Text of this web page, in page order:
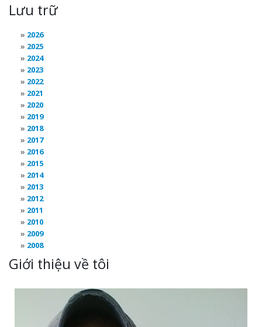
Lưu trữ
2026
2025
2024
2023
2022
2021
2020
2019
2018
2017
2016
2015
2014
2013
2012
2011
2010
2009
2008
Giới thiệu về tôi